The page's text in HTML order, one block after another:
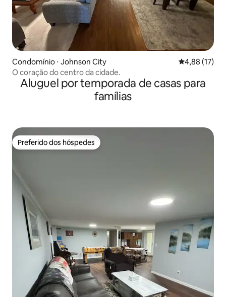
Condomínio ⋅ Johnson City 4,88 de uma
4,88 (17)
O coração do centro da cidade.
Aluguel por temporada de casas para
famílias
Preferido dos hóspedes
Preferido dos hóspedes